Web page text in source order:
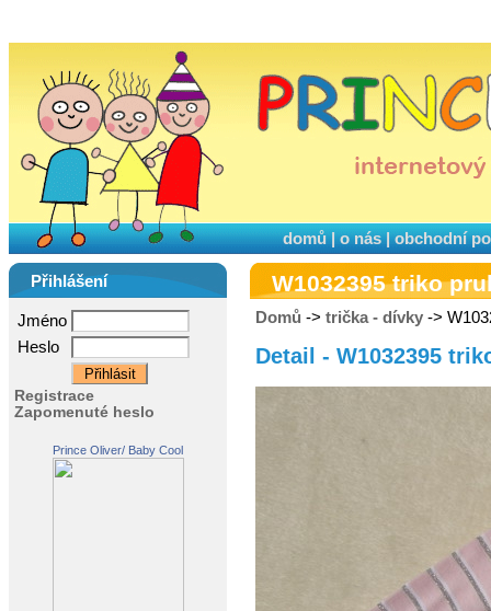
domů|o nás|obchodní
Přihlášení
Jméno
Heslo
Registrace
Zapomenuté heslo
Prince Oliver/ Baby Cool
W1032395 triko
Domů -> trička - dívky ->
Detail - W1032395